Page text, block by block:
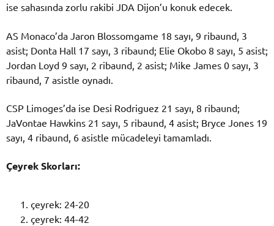
ise sahasında zorlu rakibi JDA Dijon’u konuk edecek.
AS Monaco’da Jaron Blossomgame 18 sayı, 9 ribaund, 3
asist; Donta Hall 17 sayı, 3 ribaund; Elie Okobo 8 sayı, 5 asist;
Jordan Loyd 9 sayı, 2 ribaund, 2 asist; Mike James 0 sayı, 3
ribaund, 7 asistle oynadı.
CSP Limoges’da ise Desi Rodriguez 21 sayı, 8 ribaund;
JaVontae Hawkins 21 sayı, 5 ribaund, 4 asist; Bryce Jones 19
sayı, 4 ribaund, 6 asistle mücadeleyi tamamladı.
Çeyrek Skorları:
çeyrek: 24-20
çeyrek: 44-42